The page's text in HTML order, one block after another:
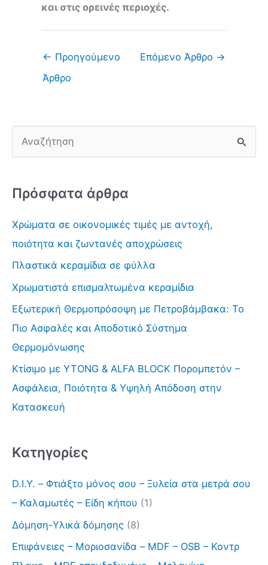
και στις ορεινές περιοχές.
← Προηγούμενο
Άρθρο
Επόμενο Άρθρο →
ζ
τ
η
σ
η
γ
ι
α
:
Πρόσφατα άρθρα
Χρώματα σε οικονομικές τιμές με αντοχή,
ποιότητα και ζωντανές αποχρώσεις
Πλαστικά κεραμίδια σε φύλλα
Χρωματιστά επισμαλτωμένα κεραμίδια
Εξωτερική Θερμοπρόσοψη με Πετροβάμβακα: Το
Πιο Ασφαλές και Αποδοτικό Σύστημα
Θερμομόνωσης
Κτίσιμο με YTONG & ALFA BLOCK Πορομπετόν –
Ασφάλεια, Ποιότητα & Υψηλή Απόδοση στην
Κατασκευή
Kατηγορίες
D.I.Y. – Φτιάξτο μόνος σου – Ξυλεία στα μετρά σου
– Καλαμωτές – Είδη κήπου (1)
Δόμηση-Υλικά δόμησης (8)
Επιφάνειες – Μοριοσανίδα – MDF – OSB – Κοντρ